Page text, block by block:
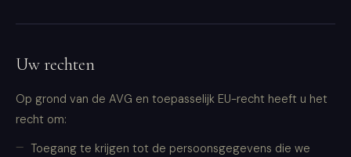
Uw rechten
Op grond van de AVG en toepasselijk EU-recht heeft u het
recht om:
Toegang te krijgen tot de persoonsgegevens die we